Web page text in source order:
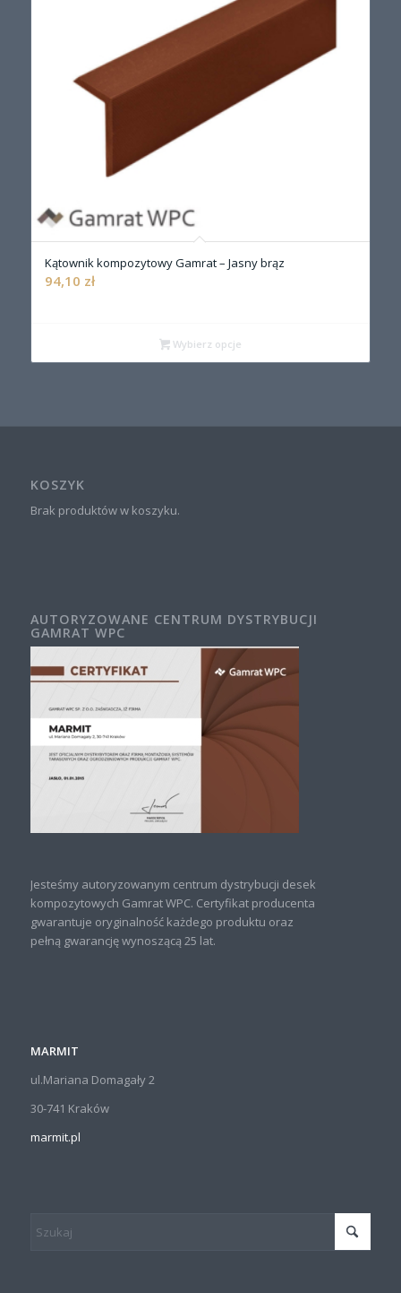
Kątownik kompozytowy Gamrat – Jasny brąz
94,10 zł
Wybierz opcje
KOSZYK
Brak produktów w koszyku.
AUTORYZOWANE CENTRUM DYSTRYBUCJI
GAMRAT WPC
Jesteśmy autoryzowanym centrum dystrybucji desek
kompozytowych Gamrat WPC. Certyfikat producenta
gwarantuje oryginalność każdego produktu oraz
pełną gwarancję wynoszącą 25 lat.
MARMIT
ul.Mariana Domagały 2
30-741 Kraków
marmit.pl